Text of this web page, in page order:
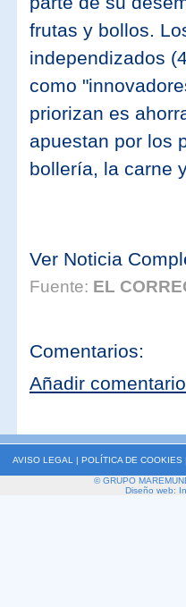
frutas y bollos.
independizados
como
priorizan es
apuestan por los
bollería, la carne
Ver Noticia
Fuente: EL
Comentarios:
Añadir comentario
AVISO LEGAL | POLÍTICA DE COOKIES
© GRUPO
Diseño web: